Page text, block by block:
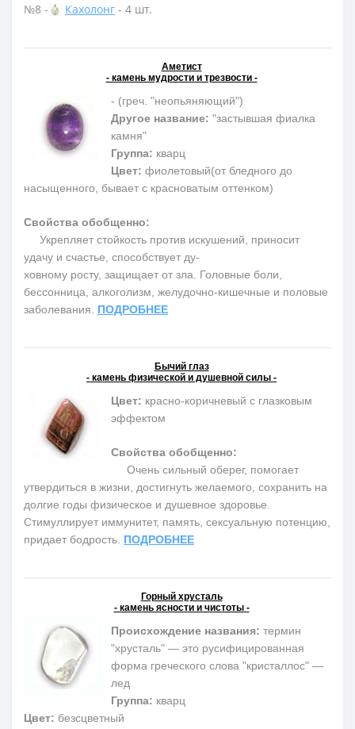
№8 -
Кахолонг - 4 шт.
Аметист
- камень мудрости и трезвости -
- (греч. "неопьяняющий")
Другое название: "застывшая фиалка
камня"
Группа: кварц
Цвет: фиолетовый(от бледного до
насыщенного, бывает с красноватым оттенком)
Свойства обобщенно:
Укрепляет стойкость против искушений, приносит
удачу и счастье, способствует ду-
ховному росту, защищает от зла. Головные боли,
бессонница, алкоголизм, желудочно-кишечные и половые
заболевания. ПОДРОБНЕЕ
Бычий глаз
- камень физической и душевной силы -
Цвет: красно-коричневый с глазковым
эффектом
Свойства обобщенно:
Очень сильный оберег, помогает
утвердиться в жизни, достигнуть желаемого, сохранить на
долгие годы физическое и душевное здоровье.
Cтимуллирует иммунитет, память, сексуальную потенцию,
придает бодрость. ПОДРОБНЕЕ
Горный хрусталь
- камень ясности и чистоты -
Происхождение названия: термин
"хрусталь" — это русифицированная
форма греческого слова "кристаллос" —
лед
Группа: кварц
Цвет: безсцветный